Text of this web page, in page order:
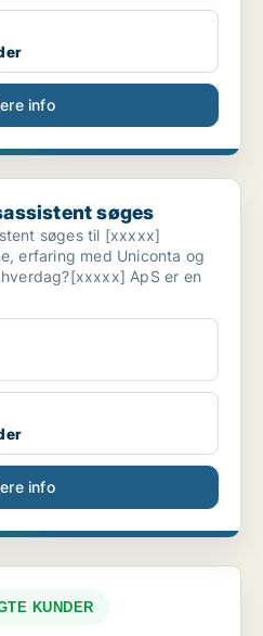
info
søges
søges til [xxxxx]
erfaring med Uniconta og
ApS er en
info
KUNDER